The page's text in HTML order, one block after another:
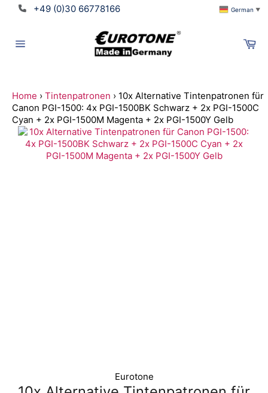
Direkt
+49 (0)30 66778166 German ▼
Home › Tintenpatronen › 10x Alternative Tintenpatronen für
Canon PGI-1500: 4x PGI-1500BK Schwarz + 2x PGI-1500C
Cyan + 2x PGI-1500M Magenta + 2x PGI-1500Y Gelb
Eurotone
Suchen